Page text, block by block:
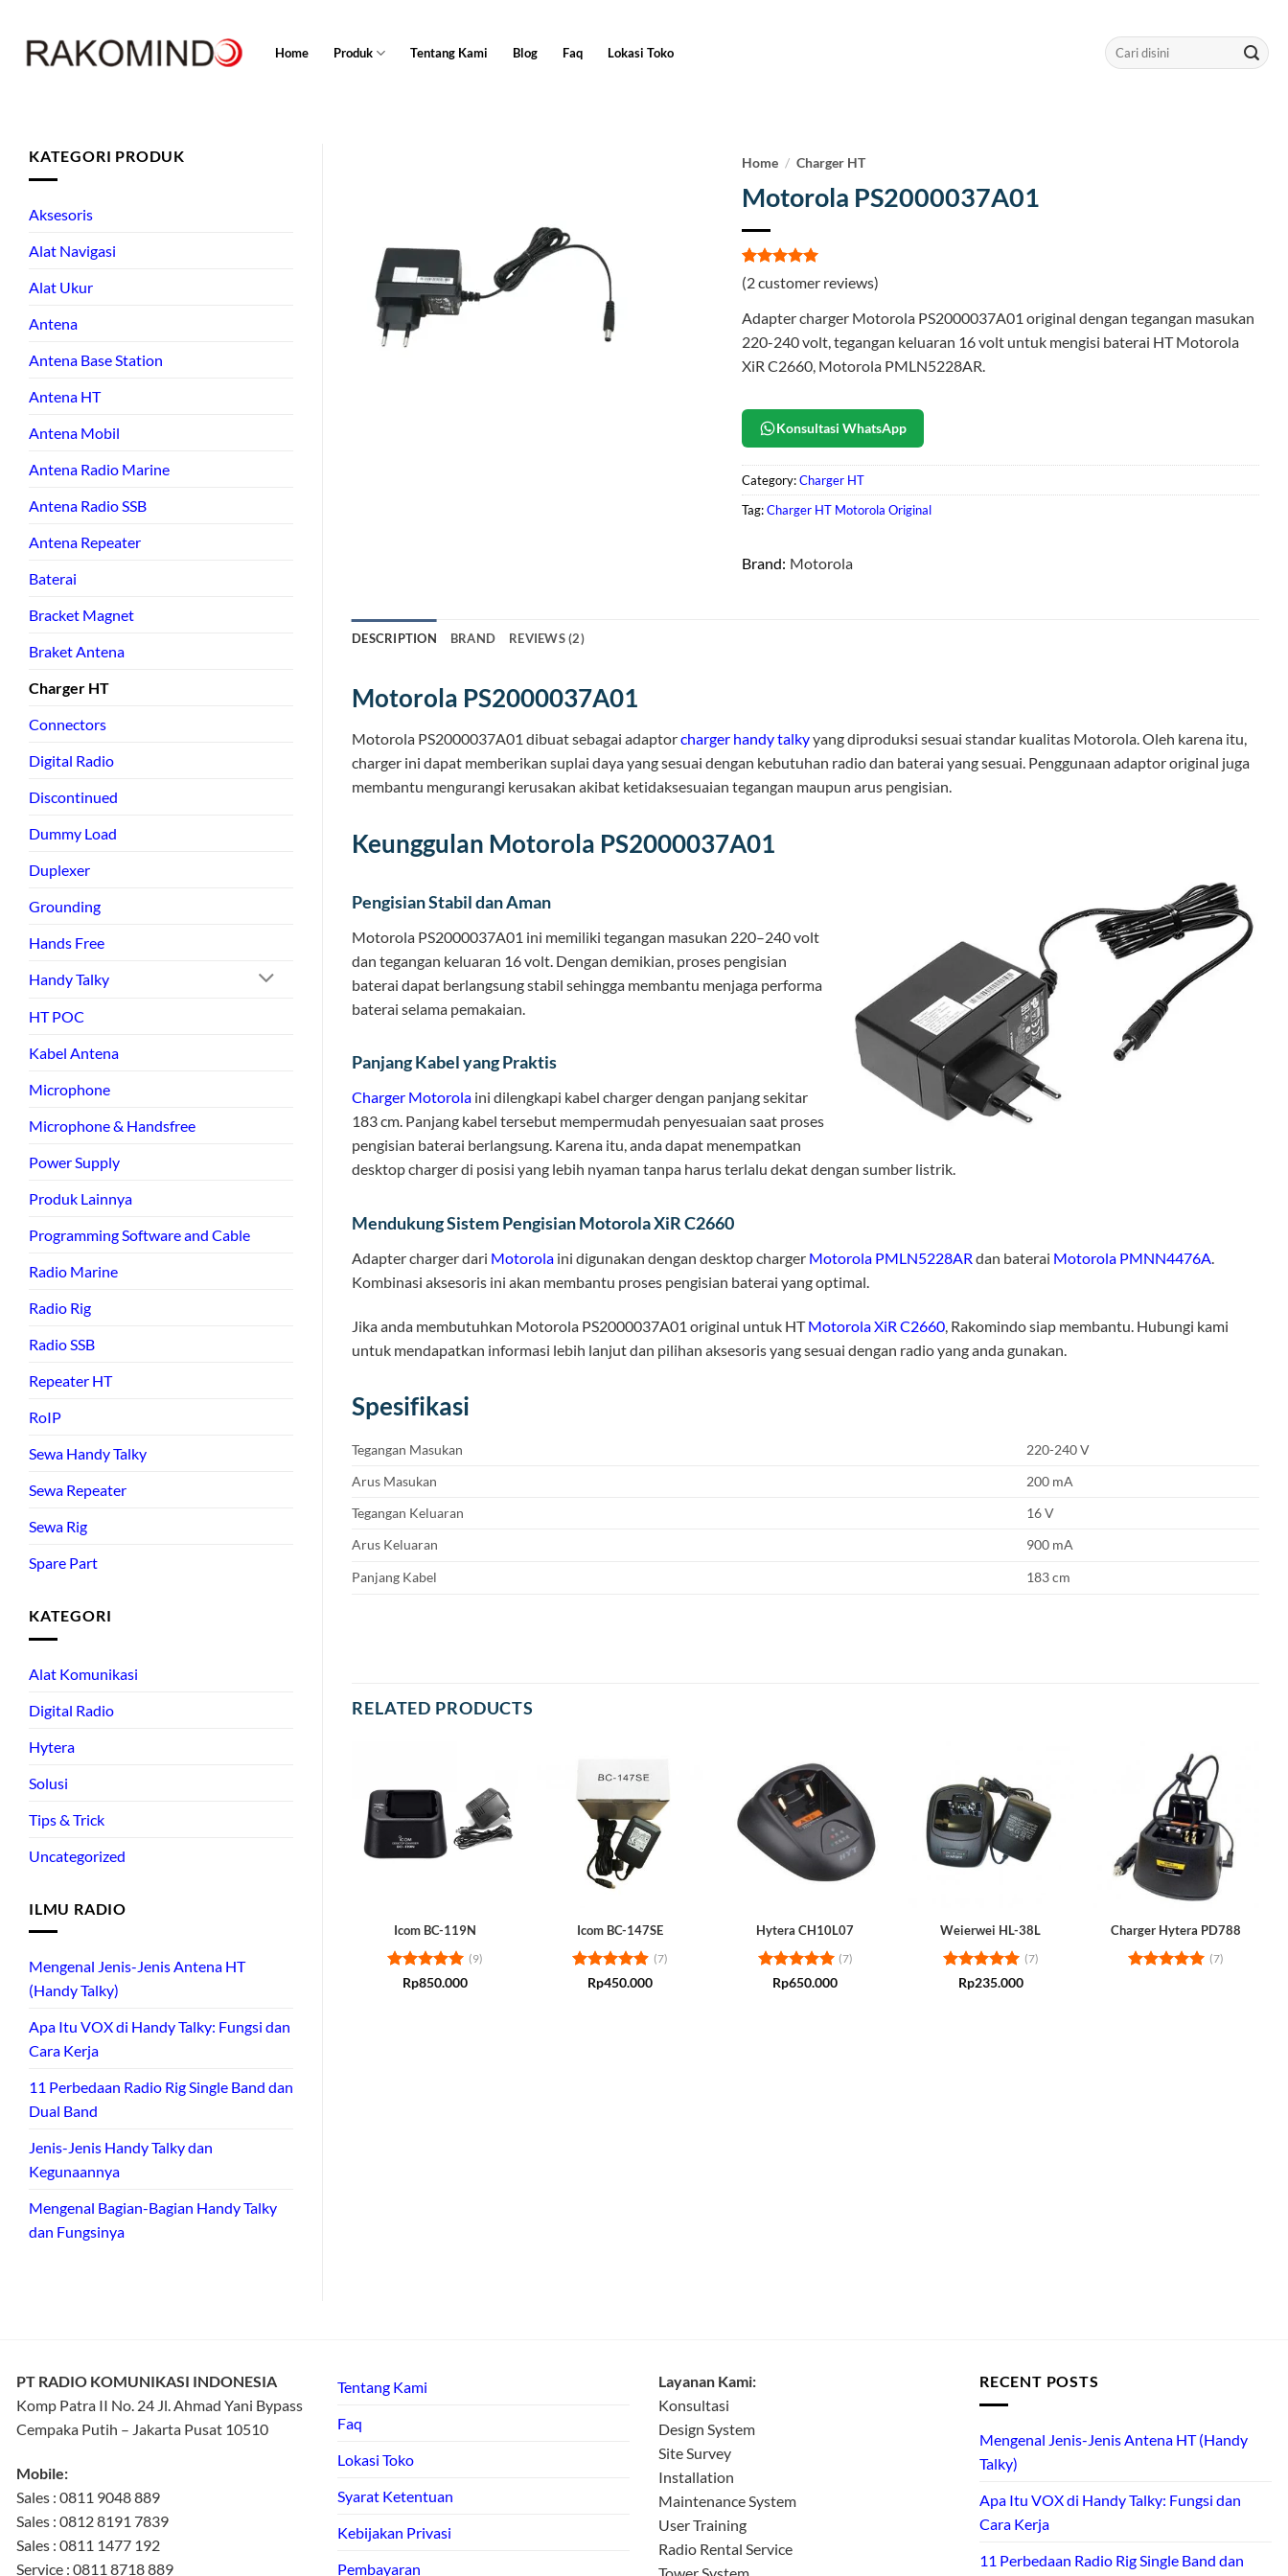
content
Home Produk Tentang Kami Blog Faq Lokasi Toko
Search
for:
KATEGORI PRODUK
Aksesoris
Alat Navigasi
Alat Ukur
Antena
Antena Base Station
Antena HT
Antena Mobil
Antena Radio Marine
Antena Radio SSB
Antena Repeater
Baterai
Bracket Magnet
Braket Antena
Charger HT
Connectors
Digital Radio
Discontinued
Dummy Load
Duplexer
Grounding
Hands Free
Handy Talky
HT POC
Kabel Antena
Microphone
Microphone & Handsfree
Power Supply
Produk Lainnya
Programming Software and Cable
Radio Marine
Radio Rig
Radio SSB
Repeater HT
RoIP
Sewa Handy Talky
Sewa Repeater
Sewa Rig
Spare Part
KATEGORI
Alat Komunikasi
Digital Radio
Hytera
Solusi
Tips & Trick
Uncategorized
ILMU RADIO
Mengenal Jenis-Jenis Antena HT
(Handy Talky)
Apa Itu VOX di Handy Talky: Fungsi dan
Cara Kerja
11 Perbedaan Radio Rig Single Band dan
Dual Band
Jenis-Jenis Handy Talky dan
Kegunaannya
Mengenal Bagian-Bagian Handy Talky
dan Fungsinya
Home / Charger HT
Motorola PS2000037A01
Rated5
out of 5
2
customer
ratings
(2customer reviews)
Adapter charger Motorola PS2000037A01 original dengan tegangan masukan
220-240 volt, tegangan keluaran 16 volt untuk mengisi baterai HT Motorola
XiR C2660, Motorola PMLN5228AR.
Konsultasi WhatsApp
Category:Charger HT
Tag:Charger HT Motorola Original
Brand: Motorola
DESCRIPTION BRAND REVIEWS (2)
Motorola PS2000037A01
Motorola PS2000037A01 dibuat sebagai adaptorcharger handy talkyyang diproduksi sesuai standar kualitas Motorola. Oleh karena itu,
charger ini dapat memberikan suplai daya yang sesuai dengan kebutuhan radio dan baterai yang sesuai. Penggunaan adaptor original juga
membantu mengurangi kerusakan akibat ketidaksesuaian tegangan maupun arus pengisian.
Keunggulan Motorola PS2000037A01
Pengisian Stabil dan Aman
Motorola PS2000037A01 ini memiliki tegangan masukan 220–240 volt
dan tegangan keluaran 16 volt. Dengan demikian, proses pengisian
baterai dapat berlangsung stabil sehingga membantu menjaga performa
baterai selama pemakaian.
Panjang Kabel yang Praktis
Charger Motorola ini dilengkapi kabel charger dengan panjang sekitar
183 cm. Panjang kabel tersebut mempermudah penyesuaian saat proses
pengisian baterai berlangsung. Karena itu, anda dapat menempatkan
desktop charger di posisi yang lebih nyaman tanpa harus terlalu dekat dengan sumber listrik.
Mendukung Sistem Pengisian Motorola XiR C2660
Adapter charger dari Motorola ini digunakan dengan desktop charger Motorola PMLN5228AR dan baterai Motorola PMNN4476A
Kombinasi aksesoris ini akan membantu proses pengisian baterai yang optimal.
Jika anda membutuhkan Motorola PS2000037A01 original untuk HTMotorola XiR C2660 , Rakomindo siap membantu. Hubungi kami
untuk mendapatkan informasi lebih lanjut dan pilihan aksesoris yang sesuai dengan radio yang anda gunakan.
Spesifikasi
Tegangan Masukan
220-240 V
Arus Masukan
200 mA
Tegangan Keluaran
16 V
Arus Keluaran
900 mA
Panjang Kabel
183 cm
RELATED PRODUCTS
Icom BC-119N
Rated5
(9)
Rp850.000
Icom BC-147SE
Rated4.86
(7)
Rp450.000
Hytera CH10L07
Rated5
(7)
Rp650.000
Weierwei HL-38L
Rated5
(7)
Rp235.000
Charger Hytera PD788
(7)
PT RADIO KOMUNIKASI INDONESIA
Komp Patra II No. 24 Jl. Ahmad Yani Bypass
Cempaka Putih – Jakarta Pusat 10510
Mobile:
Sales : 0811 9048 889
Sales : 0812 8191 7839
Sales : 0811 1477 192
Service : 0811 8718 889
Tentang Kami
Faq
Lokasi Toko
Syarat Ketentuan
Kebijakan Privasi
Pembayaran
Layanan Kami:
Konsultasi
Design System
Site Survey
Installation
Maintenance System
User Training
Radio Rental Service
RECENT POSTS
Mengenal Jenis-Jenis Antena HT (Handy
Talky)
Apa Itu VOX di Handy Talky: Fungsi dan
Cara Kerja
11 Perbedaan Radio Rig Single Band dan